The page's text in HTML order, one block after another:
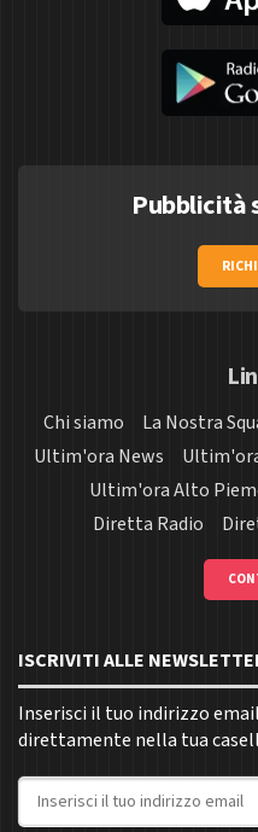
Pubblicità
Chi siamo La Nostra
Ultim'ora News
Ultim'ora Alto
Diretta Radio
ISCRIVITI ALLE
Inserisci il tuo indirizzo
direttamente nella tua
Indirizzo email